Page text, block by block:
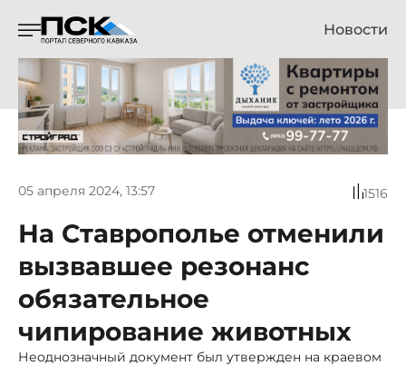
Новости
05 апреля 2024, 13:57 1516
На Ставрополье отменили
вызвавшее резонанс
обязательное
чипирование животных
Неоднозначный документ был утвержден на краевом